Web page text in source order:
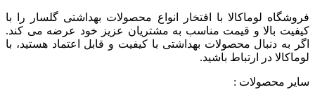
فروشگاه لوماکالا با افتخار انواع محصولات بهداشتی گلسار را با
کیفیت بالا و قیمت مناسب به مشتریان عزیز خود عرضه می کند.
اگر به دنبال محصولات بهداشتی با کیفیت و قابل اعتماد هستید، با
لوماکالا در ارتباط باشید.
سایر محصولات :